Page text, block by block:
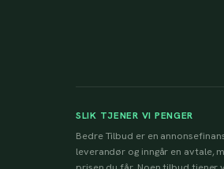
SLIK TJENER VI PENGER
Bedre Tilbud er en
leverandør og inngår en avtale,